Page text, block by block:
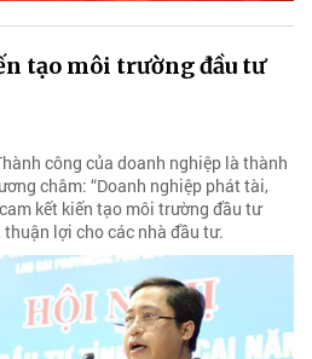
tạo môi trường đầu tư
công của doanh nghiệp là thành
châm: “Doanh nghiệp phát tài,
kết kiến tạo môi trường đầu tư
lợi cho các nhà đầu tư.